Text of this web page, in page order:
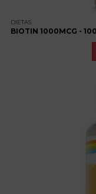
DIETAS
BIOTIN 1000MCG -